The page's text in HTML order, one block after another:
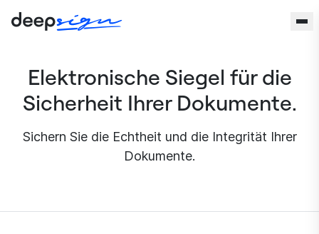
Elektronische Siegel für die
Sicherheit Ihrer Dokumente.
Sichern Sie die Echtheit und die Integrität Ihrer
Dokumente.